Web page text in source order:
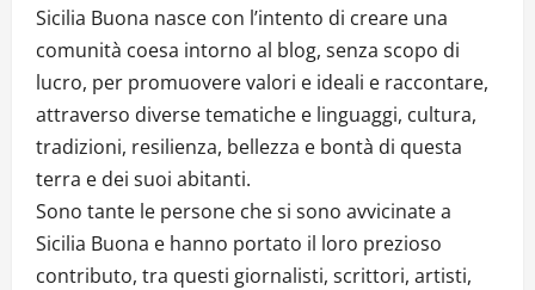
Sicilia Buona nasce con l’intento di creare una
comunità coesa intorno al blog, senza scopo di
lucro, per promuovere valori e ideali e raccontare,
attraverso diverse tematiche e linguaggi, cultura,
tradizioni, resilienza, bellezza e bontà di questa
terra e dei suoi abitanti.
Sono tante le persone che si sono avvicinate a
Sicilia Buona e hanno portato il loro prezioso
contributo, tra questi giornalisti, scrittori, artisti,